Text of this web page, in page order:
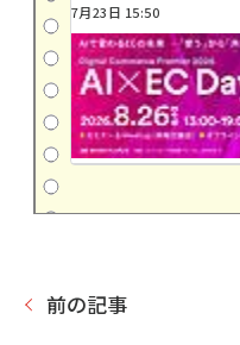
7月23日 15:50
前の記事